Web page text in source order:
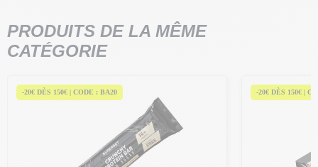
PRODUITS DE LA MÊME
CATÉGORIE
-20€ DÈS 150€ | CODE : BA20 -20€ DÈS 150€ |